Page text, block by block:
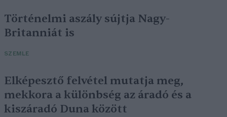
Történelmi aszály sújtja Nagy-
Britanniát is
SZEMLE
Elképesztő felvétel mutatja meg,
mekkora a különbség az áradó és a
kiszáradó Duna között